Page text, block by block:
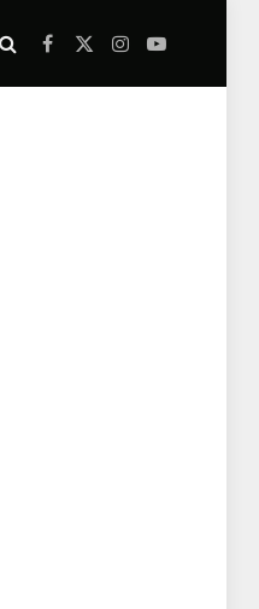
Facebook
X
Instagram
YouTube